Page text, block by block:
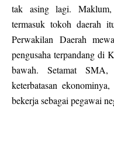
tak asing lagi. Maklum,
termasuk tokoh daerah
Perwakilan Daerah
pengusaha terpandang di
bawah. Setamat
keterbatasan
bekerja sebagai pegawai